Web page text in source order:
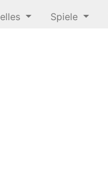
Spiele